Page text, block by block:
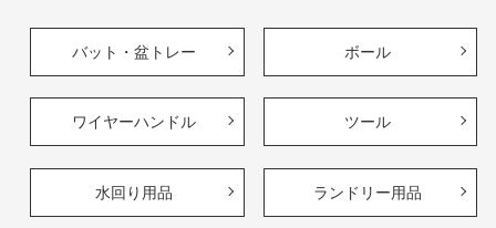
バット・盆トレー ボール
ワイヤーハンドル ツール
水回り用品 ランドリー用品